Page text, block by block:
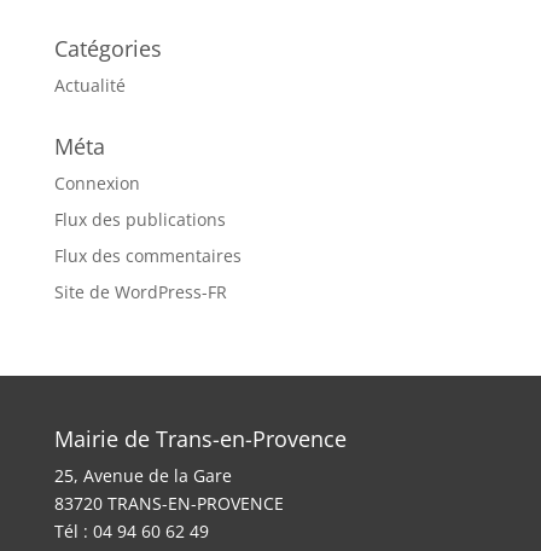
Catégories
Actualité
Méta
Connexion
Flux des publications
Flux des commentaires
Site de WordPress-FR
Mairie de Trans-en-Provence
25, Avenue de la Gare
83720 TRANS-EN-PROVENCE
Tél : 04 94 60 62 49